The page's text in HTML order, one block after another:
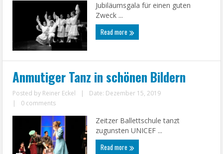
Jubiläumsgala für einen guten
Zweck ...
Read more
Anmutiger Tanz in schönen Bildern
Posted by Reiner Eckel |
Date: Dezember 15, 2019
|
0 comments
Zeitzer Ballettschule tanzt
zugunsten UNICEF ...
Read more